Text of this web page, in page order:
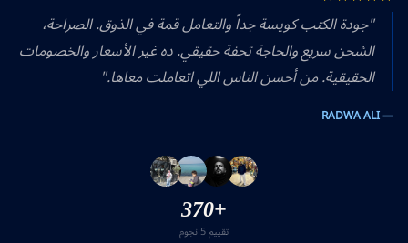
"جودة الكتب كويسة جداً والتعامل قمة في الذوق. الصراحة،
الشحن سريع والحاجة تحفة حقيقي. ده غير الأسعار والخصومات
الحقيقية. من أحسن الناس اللي اتعاملت معاها."
— RADWA ALI
+370
تقييم 5 نجوم